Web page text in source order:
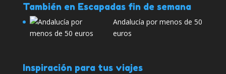
También en Escapadas fin de semana
Andalucía por menos de 50
euros
Inspiración para tus viajes